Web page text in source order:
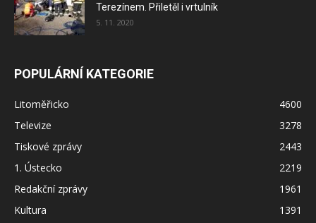
Terezínem. Přiletěl i vrtulník
5. 11. 2020
POPULÁRNÍ KATEGORIE
Litoměřicko
4600
Televize
3278
Tiskové zprávy
2443
1. Ústecko
2219
Redakční zprávy
1961
Kultura
1391